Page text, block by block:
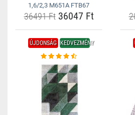
1,6/2,3 M651A FTB67
36491 Ft36047 Ft
ÚJDONSÁG KEDVEZMÉNY